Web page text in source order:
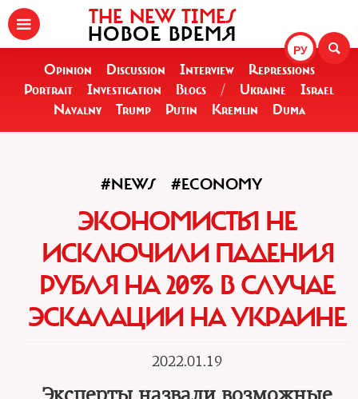
РУ
THE NEW TIMES
НОВОЕ ВРЕМЯ
Opinion Discussion Interview
Repressions
Portrait
Investigation Blogs / Ukraine
Israel
Navalny
Trump Putin Kremlin Duma
#NEWS #ECONOMY
ЭКОНОМИСТЫ НЕ
ИСКЛЮЧИЛИ ПАДЕНИЯ
РУБЛЯ НА 20% В СЛУЧАЕ
ЭСКАЛАЦИИ НА УКРАИНЕ
2022.01.19